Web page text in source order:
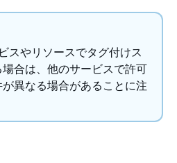
スやリソースでタグ付けス
合は、他のサービスで許可
異なる場合があることに注